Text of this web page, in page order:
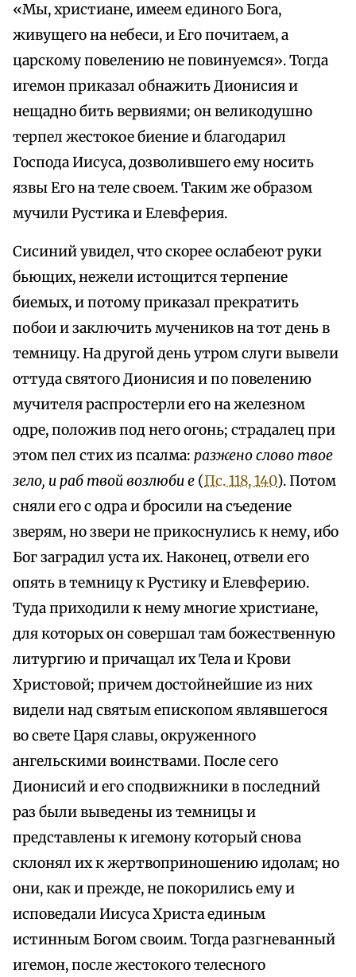
«Мы, христиане, имеем единого Бога,
живущего на небеси, и Его почитаем, а
царскому повелению не повинуемся». Тогда
игемон приказал обнажить Дионисия и
нещадно бить вервиями; он великодушно
терпел жестокое биение и благодарил
Господа Иисуса, дозволившего ему носить
язвы Его на теле своем. Таким же образом
мучили Рустика и Елевферия.
Сисиний увидел, что скорее ослабеют руки
бьющих, нежели истощится терпение
биемых, и потому приказал прекратить
побои и заключить мучеников на тот день в
темницу. На другой день утром слуги вывели
оттуда святого Дионисия и по повелению
мучителя распростерли его на железном
одре, положив под него огонь; страдалец при
этом пел стих из псалма: разжено слово твое
зело, и раб твой возлюби e (Пс. 118, 140). Потом
сняли его с одра и бросили на съедение
зверям, но звери не прикоснулись к нему, ибо
Бог заградил уста их. Наконец, отвели его
опять в темницу к Рустику и Елевферию.
Туда приходили к нему многие христиане,
для которых он совершал там божественную
литургию и причащал их Тела и Крови
Христовой; причем достойнейшие из них
видели над святым епископом являвшегося
во свете Царя славы, окруженного
ангельскими воинствами. После сего
Дионисий и его сподвижники в последний
раз были выведены из темницы и
представлены к игемону который снова
склонял их к жертвоприношению идолам; но
они, как и прежде, не покорились ему и
исповедали Иисуса Христа единым
истинным Богом своим. Тогда разгневанный
игемон, после жестокого телесного